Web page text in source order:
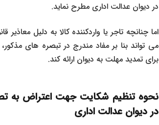
در دیوان عدالت اداری مطرح نماید.
اما چنانچه تاجر یا واردکننده کالا به دلیل
می تواند بنا بر مفاد مندرج در تبصره های
برای تمدید مهلت به دیوان ارائه کند.
نحوه تنظیم شکایت جهت اعتراض به
در دیوان عدالت اداری